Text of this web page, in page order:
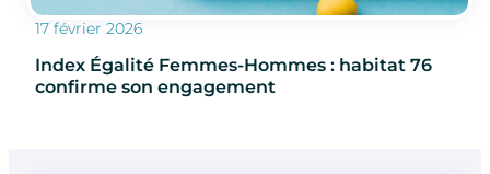
17 février 2026
Index Égalité Femmes-Hommes : habitat 76
confirme son engagement